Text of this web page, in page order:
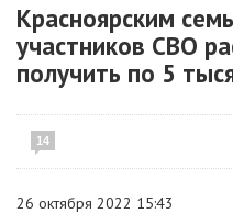
Красноярским
участников СВО
получить по 5
14
26 октября 2022 15:43